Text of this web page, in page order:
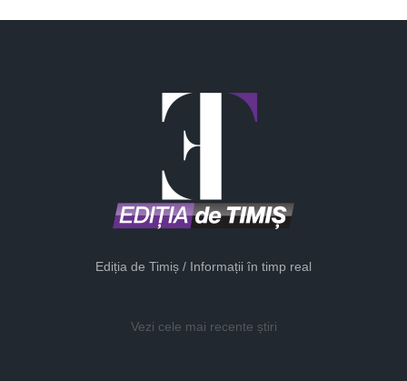
Ediția de Timiș / Informații în timp real
Vezi cele mai recente știri